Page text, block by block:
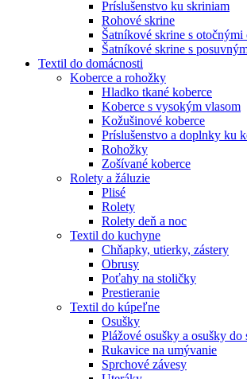
Príslušenstvo ku skriniam
Rohové skrine
Šatníkové skrine s otočnými
Šatníkové skrine s
Textil do domácnosti
Koberce a rohožky
Hladko tkané koberce
Koberce s vysokým vlasom
Kožušinové koberce
Príslušenstvo a doplnky ku
Rohožky
Zošívané koberce
Rolety a žáluzie
Plisé
Rolety
Rolety deň a noc
Textil do kuchyne
Chňapky, utierky, zástery
Obrusy
Poťahy na stoličky
Prestieranie
Textil do kúpeľne
Osušky
Plážové osušky a osušky do
Rukavice na umývanie
Sprchové závesy